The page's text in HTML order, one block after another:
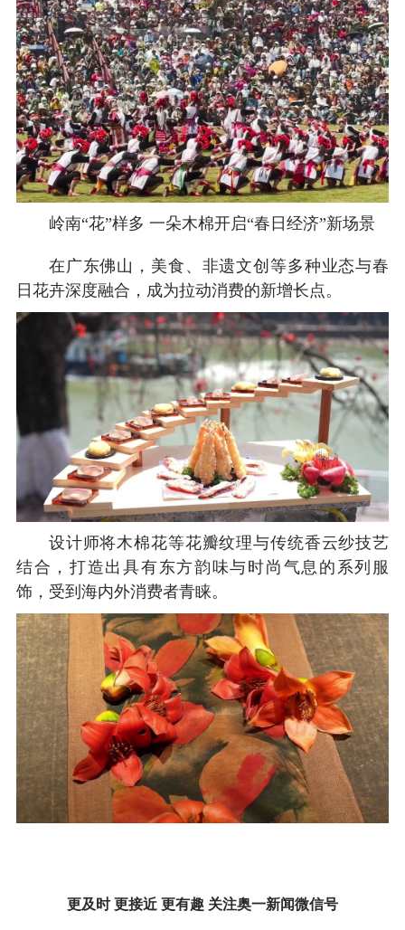
岭南“花”样多 一朵木棉开启“春日经济”新场景
在广东佛山，美食、非遗文创等多种业态与春
日花卉深度融合，成为拉动消费的新增长点。
设计师将木棉花等花瓣纹理与传统香云纱技艺
结合，打造出具有东方韵味与时尚气息的系列服
饰，受到海内外消费者青睐。
更及时 更接近 更有趣 关注奥一新闻微信号